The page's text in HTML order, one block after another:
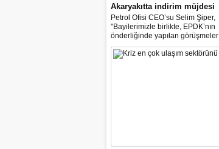
Akaryakıtta indirim müjdesi
Petrol Ofisi CEO’su Selim Şiper,
"Bayilerimizle birlikte, EPDK’nın
önderliğinde yapılan görüşmeler
sonucunda, dağıtım masraf
paylarımızdan fedakârlık ederek